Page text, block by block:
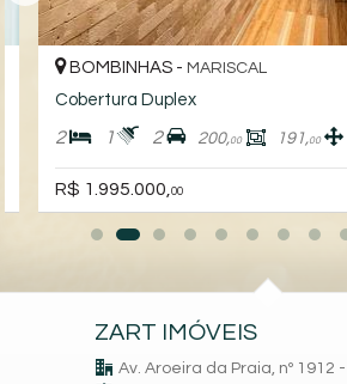
BOMBINHAS - MARISCAL
Cobertura Duplex
2 1 2 200,00 191,00
R$ 1.995.000,00
ZART IMÓVEIS
Av. Aroeira da Praia, nº 1912